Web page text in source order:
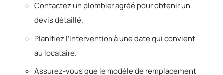
Contactez un plombier agréé pour obtenir un
devis détaillé.
Planifiez l’intervention à une date qui convient
au locataire.
Assurez-vous que le modèle de remplacement